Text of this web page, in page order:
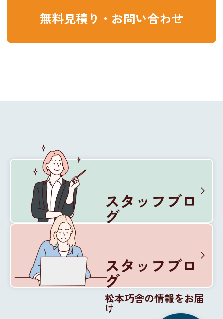
無料見積り・お問い合わせ
スタッフブロ
グ
スタッフブロ
グ
松本巧舎の情報をお届
け